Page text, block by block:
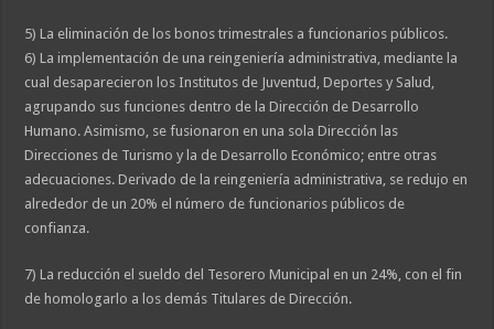
5) La eliminación de los bonos trimestrales a funcionarios públicos.
6) La implementación de una reingeniería administrativa, mediante la
cual desaparecieron los Institutos de Juventud, Deportes y Salud,
agrupando sus funciones dentro de la Dirección de Desarrollo
Humano. Asimismo, se fusionaron en una sola Dirección las
Direcciones de Turismo y la de Desarrollo Económico; entre otras
adecuaciones. Derivado de la reingeniería administrativa, se redujo en
alrededor de un 20% el número de funcionarios públicos de
confianza.
7) La reducción el sueldo del Tesorero Municipal en un 24%, con el fin
de homologarlo a los demás Titulares de Dirección.